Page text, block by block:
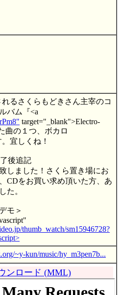
るさくらもどきさん主宰のコ
バム『<a
target="_blank">Electro-
曲の１つ、ボカロ
宜しくね！
後追記
しました！さくら置き場にお
CDをお買い求め頂いた方、あ
た。
モ＞
thumb_watch/sm15946728?
~y-kun/music/hy_m3pen7b...
ンロード (MML)